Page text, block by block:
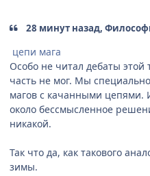
28 минут назад,
цепи мага
Особо не читал дебаты
часть не мог. Мы
магов с качанными цепями.
около бессмысленное
никакой.
Так что да, как такового
зимы.